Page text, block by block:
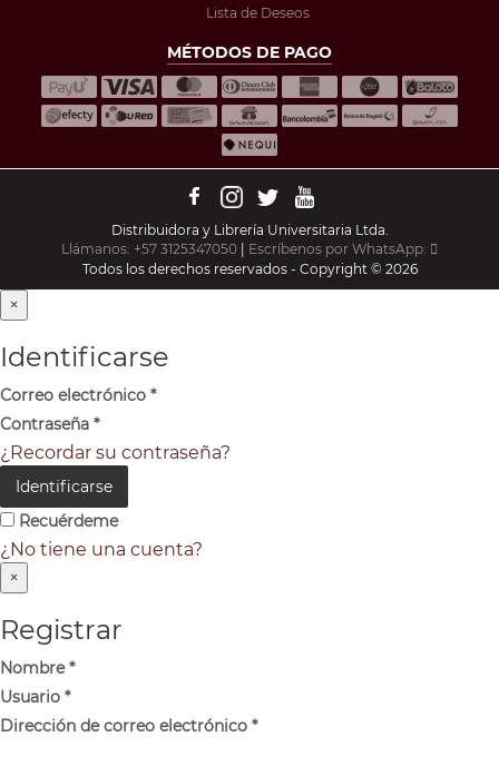
Lista de Deseos
MÉTODOS DE PAGO
Distribuidora y Librería Universitaria Ltda.
Llámanos: +57 3125347050 | Escríbenos por WhatsApp:
Todos los derechos reservados - Copyright © 2026
×
Identificarse
Correo electrónico *
Contraseña *
¿Recordar su contraseña?
Identificarse
Recuérdeme
¿No tiene una cuenta?
×
Registrar
Nombre*
Usuario *
Dirección de correo electrónico *